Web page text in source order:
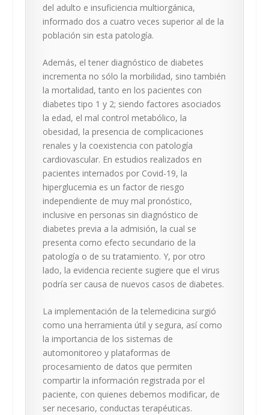
del adulto e insuficiencia multiorgánica,
informado dos a cuatro veces superior al de la
población sin esta patología.
Además, el tener diagnóstico de diabetes
incrementa no sólo la morbilidad, sino también
la mortalidad, tanto en los pacientes con
diabetes tipo 1 y 2; siendo factores asociados
la edad, el mal control metabólico, la
obesidad, la presencia de complicaciones
renales y la coexistencia con patología
cardiovascular. En estudios realizados en
pacientes internados por Covid-19, la
hiperglucemia es un factor de riesgo
independiente de muy mal pronóstico,
inclusive en personas sin diagnóstico de
diabetes previa a la admisión, la cual se
presenta como efecto secundario de la
patología o de su tratamiento. Y, por otro
lado, la evidencia reciente sugiere que el virus
podría ser causa de nuevos casos de diabetes.
La implementación de la telemedicina surgió
como una herramienta útil y segura, así como
la importancia de los sistemas de
automonitoreo y plataformas de
procesamiento de datos que permiten
compartir la información registrada por el
paciente, con quienes debemos modificar, de
ser necesario, conductas terapéuticas.